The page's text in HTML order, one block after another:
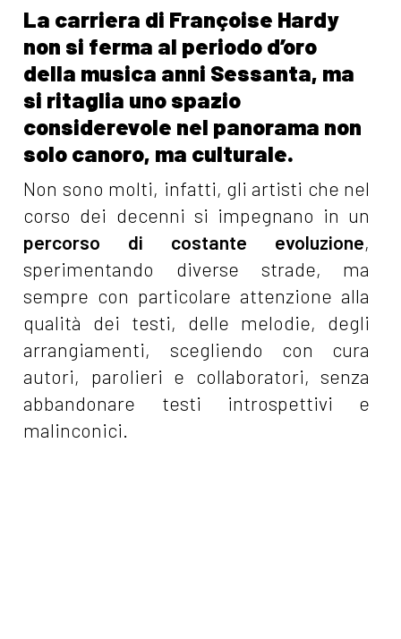
La carriera di Françoise Hardy
non si ferma al periodo d’oro
della musica anni Sessanta, ma
si ritaglia uno spazio
considerevole nel panorama non
solo canoro, ma culturale.
Non sono molti, infatti, gli artisti che nel
corso dei decenni si impegnano in un
percorso di costante evoluzione,
sperimentando diverse strade, ma
sempre con particolare attenzione alla
qualità dei testi, delle melodie, degli
arrangiamenti, scegliendo con cura
autori, parolieri e collaboratori, senza
abbandonare testi introspettivi e
malinconici.